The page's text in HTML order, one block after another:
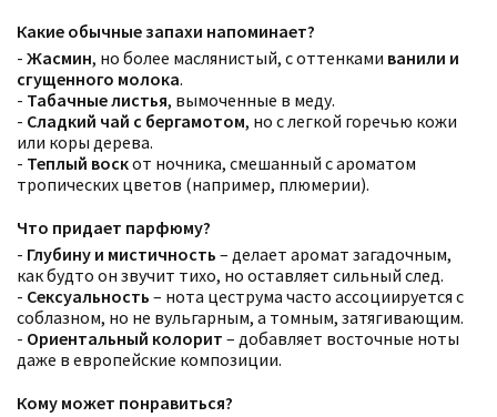
Какие обычные запахи напоминает?
- Жасмин, но более маслянистый, с оттенками ванили и
сгущенного молока.
- Табачные листья, вымоченные в меду.
- Сладкий чай с бергамотом, но с легкой горечью кожи
или коры дерева.
- Теплый воскот ночника, смешанный с ароматом
тропических цветов (например, плюмерии).
Что придает парфюму?
- Глубину и мистичность – делает аромат загадочным,
как будто он звучит тихо, но оставляет сильный след.
- Сексуальность – нота цеструма часто ассоциируется с
соблазном, но не вульгарным, а томным, затягивающим.
- Ориентальный колорит – добавляет восточные ноты
даже в европейские композиции.
Кому может понравиться?